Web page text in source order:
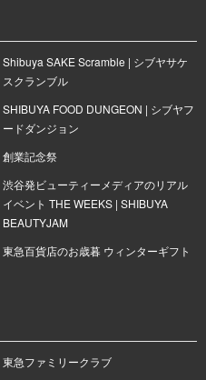
Shibuya SAKE Scramble | シブヤサケ
スクランブル
SHIBUYA FOOD DUNGEON | シブヤフ
ードダンジョン
創業記念祭
渋谷発ビューティーメディアのリアル
イベント THE WEEKS | SHIBUYA
BEAUTYJAM
東急百貨店のお歳暮 ウィンターギフト
東急ファミリークラブ